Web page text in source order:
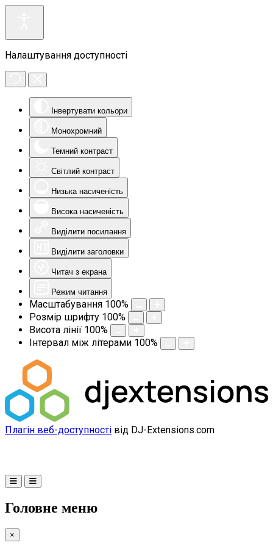
Налаштування доступності
Інвертувати кольори
Монохромний
Темний контраст
Світлий контраст
Низька насиченість
Висока насиченість
Виділити посилання
Виділити заголовки
Читач з екрана
Режим читання
Масштабування 100%
Розмір шрифту 100%
Висота лінії 100%
Інтервал між літерами 100%
Плагін веб-доступності від DJ-Extensions.com
Головне меню
×